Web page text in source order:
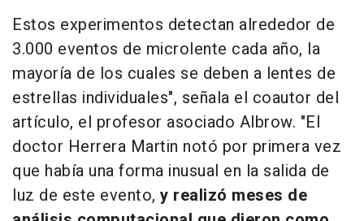
Estos experimentos detectan alrededor de
3.000 eventos de microlente cada año, la
mayoría de los cuales se deben a lentes de
estrellas individuales", señala el coautor del
artículo, el profesor asociado Albrow. "El
doctor Herrera Martin notó por primera vez
que había una forma inusual en la salida de
luz de este evento, y realizó meses de